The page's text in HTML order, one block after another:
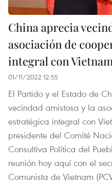
China aprecia
asociación de
integral con Vietnam
01/11/2022 12:55
El Partido y el Estado de
vecindad amistosa y la
estratégica integral con
presidente del Comité
Consultiva Política del
reunión hoy aquí con el
Comunista de Vietnam